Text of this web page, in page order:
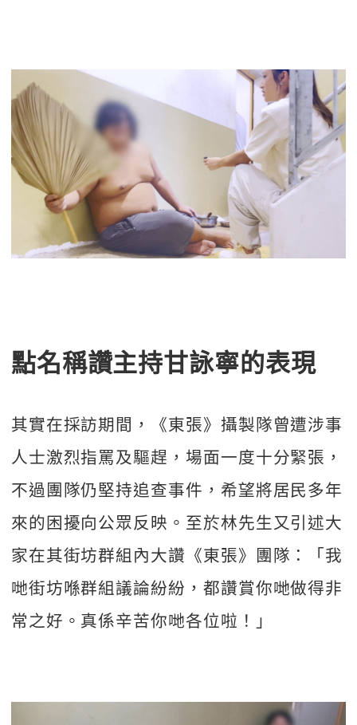
點名稱讚主持甘詠寧的表現
其實在採訪期間，《東張》攝製隊曾遭涉事
人士激烈指罵及驅趕，場面一度十分緊張，
不過團隊仍堅持追查事件，希望將居民多年
來的困擾向公眾反映。至於林先生又引述大
家在其街坊群組內大讚《東張》團隊：「我
哋街坊喺群組議論紛紛，都讚賞你哋做得非
常之好。真係辛苦你哋各位啦！」